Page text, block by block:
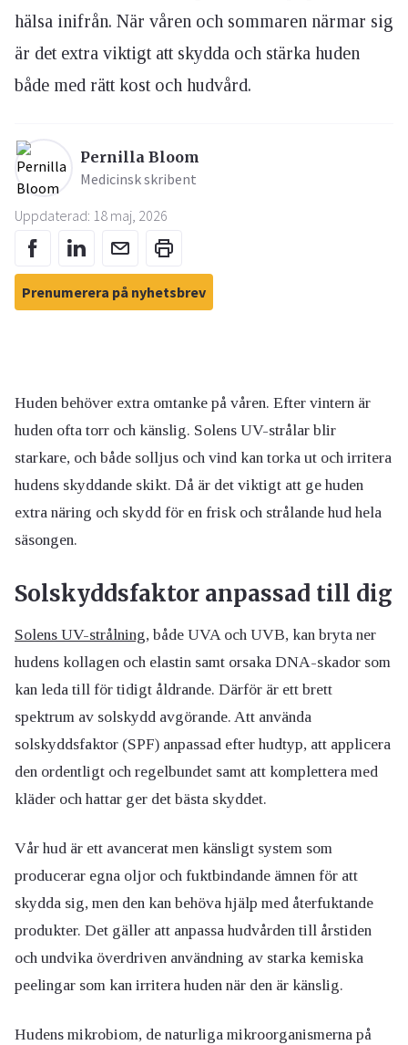
hälsa inifrån. När våren och sommaren närmar sig
är det extra viktigt att skydda och stärka huden
både med rätt kost och hudvård.
Pernilla Bloom
Medicinsk skribent
Uppdaterad: 18 maj, 2026
Prenumerera på nyhetsbrev
Huden behöver extra omtanke på våren. Efter vintern är
huden ofta torr och känslig. Solens UV-strålar blir
starkare, och både solljus och vind kan torka ut och irritera
hudens skyddande skikt. Då är det viktigt att ge huden
extra näring och skydd för en frisk och strålande hud hela
säsongen.
Solskyddsfaktor anpassad till dig
Solens UV-strålning, både UVA och UVB, kan bryta ner
hudens kollagen och elastin samt orsaka DNA-skador som
kan leda till för tidigt åldrande. Därför är ett brett
spektrum av solskydd avgörande. Att använda
solskyddsfaktor (SPF) anpassad efter hudtyp, att applicera
den ordentligt och regelbundet samt att komplettera med
kläder och hattar ger det bästa skyddet.
Vår hud är ett avancerat men känsligt system som
producerar egna oljor och fuktbindande ämnen för att
skydda sig, men den kan behöva hjälp med återfuktande
produkter. Det gäller att anpassa hudvården till årstiden
och undvika överdriven användning av starka kemiska
peelingar som kan irritera huden när den är känslig.
Hudens mikrobiom, de naturliga mikroorganismerna på